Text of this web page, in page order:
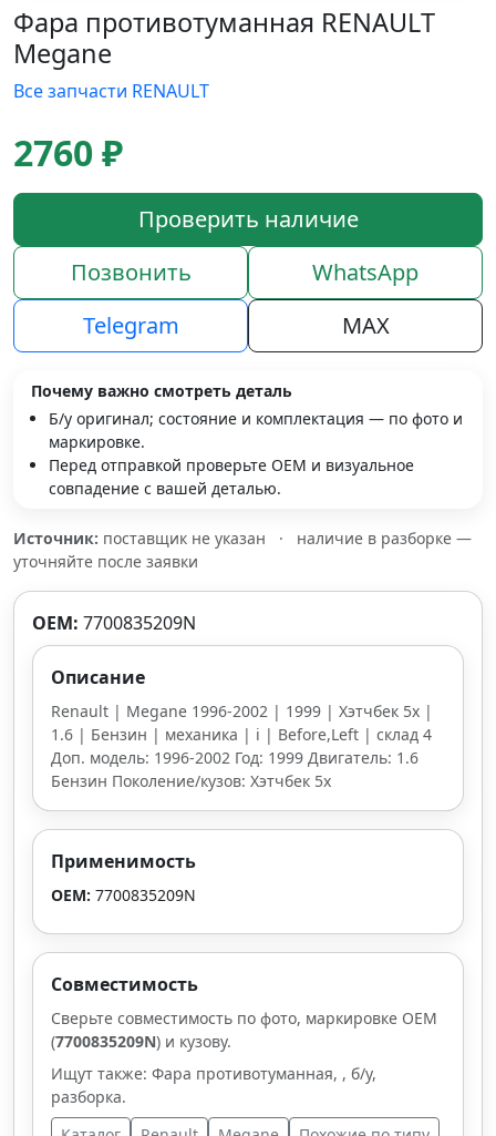
Фара противотуманная RENAULT
Megane
Все запчасти RENAULT
2760 ₽
Проверить наличие
Позвонить
WhatsApp
Telegram
MAX
Почему важно смотреть деталь
Б/у оригинал; состояние и комплектация — по фото и
маркировке.
Перед отправкой проверьте OEM и визуальное
совпадение с вашей деталью.
Источник: поставщик не указан ·
наличие в разборке —
уточняйте после заявки
OEM: 7700835209N
Описание
Renault | Megane 1996-2002 | 1999 | Хэтчбек 5х |
1.6 | Бензин | механика | i | Before,Left | склад 4
Доп. модель: 1996-2002 Год: 1999 Двигатель: 1.6
Бензин Поколение/кузов: Хэтчбек 5х
Применимость
OEM: 7700835209N
Совместимость
Сверьте совместимость по фото, маркировке OEM
(7700835209N) и кузову.
Ищут также: Фара противотуманная, , б/у,
разборка.